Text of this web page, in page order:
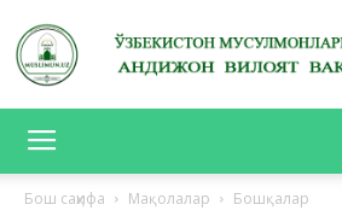
Бош саҳифа Мақолалар Бошқалар